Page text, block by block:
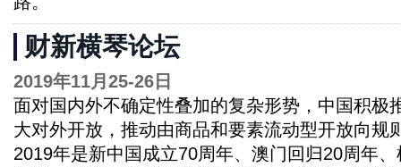
财新横琴论坛
2019年11月25-26日
面对国内外不确定性叠加的复杂形势，中国积极
大对外开放，推动由商品和要素流动型开放向规
2019年是新中国成立70周年、澳门回归20周年